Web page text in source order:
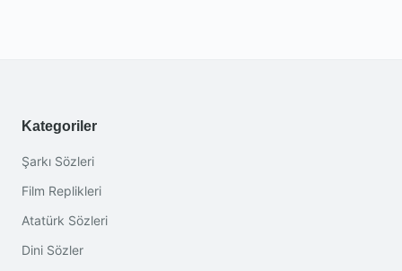
Kategoriler
Şarkı Sözleri
Film Replikleri
Atatürk Sözleri
Dini Sözler